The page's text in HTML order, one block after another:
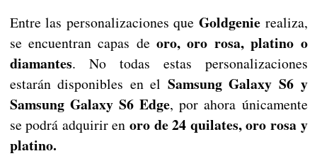
Entre las personalizaciones que Goldgenierealiza,
se encuentran capas de oro, oro rosa, platino o
diamantes. No todas estas personalizaciones
estarán disponibles en el Samsung Galaxy S6 y
Samsung Galaxy S6 Edge, por ahora únicamente
se podrá adquirir en oro de 24 quilates, oro rosa y
platino.